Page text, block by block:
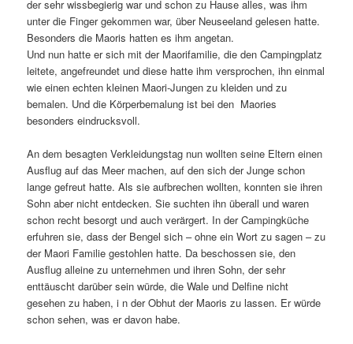
der sehr wissbegierig war und schon zu Hause alles, was ihm
unter die Finger gekommen war, über Neuseeland gelesen hatte.
Besonders die Maoris hatten es ihm angetan.
Und nun hatte er sich mit der Maorifamilie, die den Campingplatz
leitete, angefreundet und diese hatte ihm versprochen, ihn einmal
wie einen echten kleinen Maori-Jungen zu kleiden und zu
bemalen. Und die Körperbemalung ist bei den Maories
besonders eindrucksvoll.
An dem besagten Verkleidungstag nun wollten seine Eltern einen
Ausflug auf das Meer machen, auf den sich der Junge schon
lange gefreut hatte. Als sie aufbrechen wollten, konnten sie ihren
Sohn aber nicht entdecken. Sie suchten ihn überall und waren
schon recht besorgt und auch verärgert. In der Campingküche
erfuhren sie, dass der Bengel sich – ohne ein Wort zu sagen – zu
der Maori Familie gestohlen hatte. Da beschossen sie, den
Ausflug alleine zu unternehmen und ihren Sohn, der sehr
enttäuscht darüber sein würde, die Wale und Delfine nicht
gesehen zu haben, i n der Obhut der Maoris zu lassen. Er würde
schon sehen, was er davon habe.